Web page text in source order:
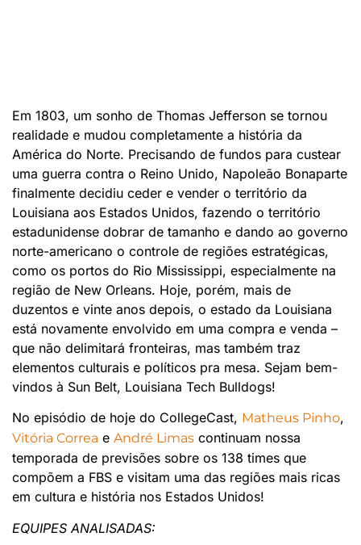
Em 1803, um sonho de Thomas Jefferson se tornou
realidade e mudou completamente a história da
América do Norte. Precisando de fundos para custear
uma guerra contra o Reino Unido, Napoleão Bonaparte
finalmente decidiu ceder e vender o território da
Louisiana aos Estados Unidos, fazendo o território
estadunidense dobrar de tamanho e dando ao governo
norte-americano o controle de regiões estratégicas,
como os portos do Rio Mississippi, especialmente na
região de New Orleans. Hoje, porém, mais de
duzentos e vinte anos depois, o estado da Louisiana
está novamente envolvido em uma compra e venda –
que não delimitará fronteiras, mas também traz
elementos culturais e políticos pra mesa. Sejam bem-
vindos à Sun Belt, Louisiana Tech Bulldogs!
No episódio de hoje do CollegeCast, Matheus Pinho,
Vitória Correa e André Limas continuam nossa
temporada de previsões sobre os 138 times que
compõem a FBS e visitam uma das regiões mais ricas
em cultura e história nos Estados Unidos!
EQUIPES ANALISADAS: